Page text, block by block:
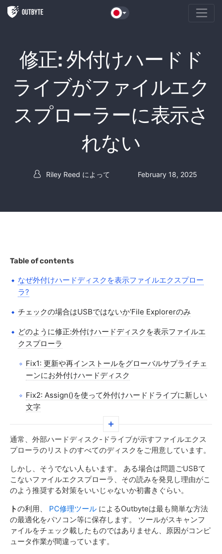
本文へスキップ
修正: 外付けハードド
ライブがファイルエク
スプローラーに表示さ
れない
投稿者Riley Reed によって February 18, 2025
Table of contents
なぜ外付けハードディスクを表示ファイルエクスプロー
ラ?
チェックの場合はUSBではないか’File Explorerのみ
どのように修正:外付けハードディスクを表示ファイルエ
クスプローラ
Fix1: 更新や再インストールをグローバルサプライチェ
ーンにお外付けハードディスク
Fix2: Assign()を使って外付けハードドライブに新しい
文字
Fix3: フォーマット容量新規作成するか、既存のお客様
がディスク
通常、外部ハードディスク-ドライブが示すファイルエクス
プローラのリストのすべてのディスクをご用意しています。
しかし、そうでない人もいます。 ある場合は問題ごUSBて
こないファイルエクスプローラ、その読みを発見し理由がこ
のよう推奨する対策をいいじゃないか初書きぐらい。
トの利用、 PC修理ツール によるOutbyteは最も簡単な方法
の最適化をパソコン等に保存します。 ツールがスキャンフ
ァイルをチェック載したものではありません、原因がコンピ
ュータ作業が間違っています。